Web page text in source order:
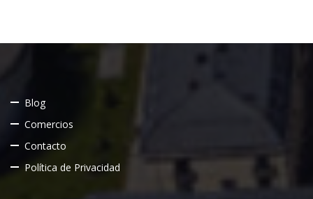
Blog
Comercios
Contacto
Política de Privacidad